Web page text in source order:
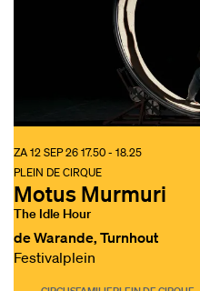
Motus Murmuri
The Idle Hour
PLEIN DE CIRQUE
ZA 12 SEP 2617.50 - 18.25
de Warande, Turnhout
Festivalplein